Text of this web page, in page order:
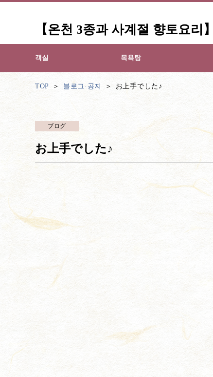
【온천 3종과 사계절 향토요
객실 목욕탕
TOP 블로그·공지 お上手でした♪
ブログ
お上手でした♪